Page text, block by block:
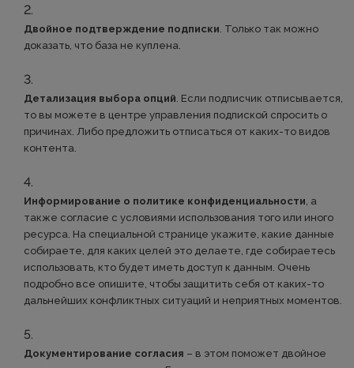
Двойное подтверждение подписки. Только так можно
доказать, что база не куплена.
Детализация выбора опций. Если подписчик отписывается,
то вы можете в центре управления подпиской спросить о
причинах. Либо предложить отписаться от каких-то видов
контента.
Информирование о политике конфиденциальности, а
также согласие с условиями использования того или иного
ресурса. На специальной странице укажите, какие данные
собираете, для каких целей это делаете, где собираетесь
использовать, кто будет иметь доступ к данным. Очень
подробно все опишите, чтобы защитить себя от каких-то
дальнейших конфликтных ситуаций и неприятных моментов.
Документирование согласия – в этом поможет двойное